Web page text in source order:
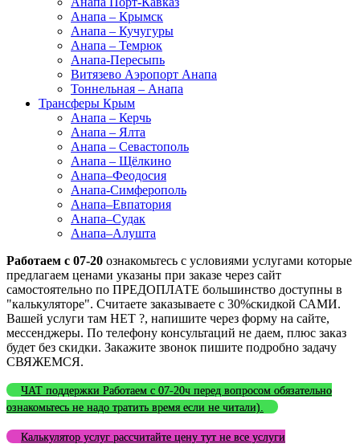
Анапа – Крымск
Анапа – Кучугуры
Анапа – Темрюк
Анапа-Пересыпь
Витязево Аэропорт Анапа
Тоннельная – Анапа
Трансферы Крым
Анапа – Керчь
Анапа – Ялта
Анапа – Севастополь
Анапа – Щёлкино
Анапа–Феодосия
Анапа-Симферополь
Анапа–Евпатория
Анапа–Судак
Анапа–Алушта
Работаем с 07-20 ознакомьтесь с условиями услугами которые
предлагаем ценами указаны при заказе через сайт
самостоятельно по ПРЕДОПЛАТЕ большинство доступны в
"калькуляторе". Считаете заказываете с 30%скидкой САМИ.
Вашей услуги там НЕТ ?, напишите через форму на сайте,
мессенджеры. По телефону консультаций не даем, плюс заказ
будет без скидки. Закажите звонок пишите подробно задачу
СВЯЖЕМСЯ.
ЧАТ поддержки Работаем с 07-20ч перед вопросом обязательно
ознакомьтесь не надо тратить время если не читали).
Калькулятор услуг рассчитайте цену тут не все услуги